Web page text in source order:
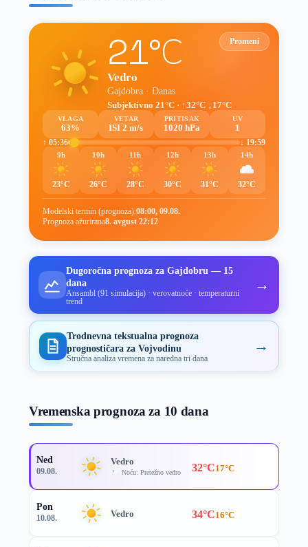
Promeni
21°C
Vedro
Gajdobra · Danas
Subjektivno 21°C · ↑32°C ↓17°C
VLAGA
63%
VETAR
ISI 2 m/s
PRITISAK
1020 hPa
UV
1
↑ 05:36
↓ 19:59
9h
23°C
10h
26°C
11h
28°C
12h
30°C
13h
31°C
14h
32°C
Modelski termin (prognoza):08:00, 09.08.
Prognoza ažurirana8. avgust 22:12
Dugoročna prognoza za Gajdobru — 15
dana
Ansambl (91 simulacija) · verovatnoće · temperaturni
trend
→
Trodnevna tekstualna prognoza
prognostičara za Vojvodinu
Stručna analiza vremena za naredna tri dana
→
Vremenska prognoza za 10 dana
Ned
09.08.
Vedro
Noću: Pretežno vedro 32°C17°C
Pon
10.08. Vedro 34°C16°C